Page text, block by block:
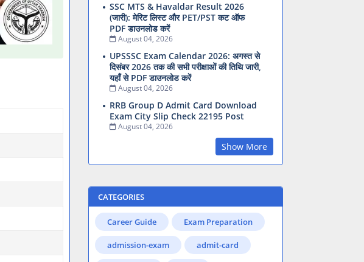
SSC MTS & Havaldar Result 2026
(जारी): मेरिट लिस्ट और PET/PST कट ऑफ
PDF डाउनलोड करें
August 04, 2026
UPSSSC Exam Calendar 2026: अगस्त से
दिसंबर 2026 तक की सभी परीक्षाओं की तिथि जारी,
यहाँ से PDF डाउनलोड करें
August 04, 2026
RRB Group D Admit Card Download
Exam City Slip Check 22195 Post
August 04, 2026
Show More
CATEGORIES
Career Guide Exam Preparation
admission-exam admit-card